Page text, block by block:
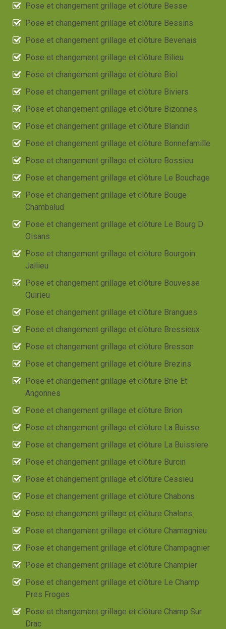
Pose et changement grillage et clôture Besse
Pose et changement grillage et clôture Bessins
Pose et changement grillage et clôture Bevenais
Pose et changement grillage et clôture Bilieu
Pose et changement grillage et clôture Biol
Pose et changement grillage et clôture Biviers
Pose et changement grillage et clôture Bizonnes
Pose et changement grillage et clôture Blandin
Pose et changement grillage et clôture Bonnefamille
Pose et changement grillage et clôture Bossieu
Pose et changement grillage et clôture Le Bouchage
Pose et changement grillage et clôture Bouge
Chambalud
Pose et changement grillage et clôture Le Bourg D
Oisans
Pose et changement grillage et clôture Bourgoin
Jallieu
Pose et changement grillage et clôture Bouvesse
Quirieu
Pose et changement grillage et clôture Brangues
Pose et changement grillage et clôture Bressieux
Pose et changement grillage et clôture Bresson
Pose et changement grillage et clôture Brezins
Pose et changement grillage et clôture Brie Et
Angonnes
Pose et changement grillage et clôture Brion
Pose et changement grillage et clôture La Buisse
Pose et changement grillage et clôture La Buissiere
Pose et changement grillage et clôture Burcin
Pose et changement grillage et clôture Cessieu
Pose et changement grillage et clôture Chabons
Pose et changement grillage et clôture Chalons
Pose et changement grillage et clôture Chamagnieu
Pose et changement grillage et clôture Champagnier
Pose et changement grillage et clôture Champier
Pose et changement grillage et clôture Le Champ
Pres Froges
Pose et changement grillage et clôture Champ Sur
Drac